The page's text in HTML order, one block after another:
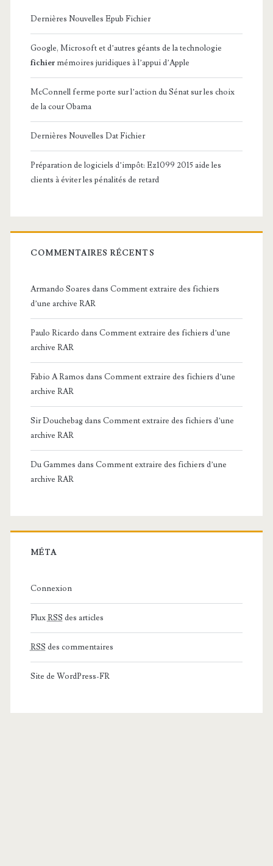
Dernières Nouvelles Epub Fichier
Google, Microsoft et d’autres géants de la technologie
fichier mémoires juridiques à l’appui d’Apple
McConnell ferme porte sur l’action du Sénat sur les choix
de la cour Obama
Dernières Nouvelles Dat Fichier
Préparation de logiciels d’impôt: Ez1099 2015 aide les
clients à éviter les pénalités de retard
COMMENTAIRES RÉCENTS
Armando Soares dans Comment extraire des fichiers
d’une archive RAR
Paulo Ricardo dans Comment extraire des fichiers d’une
archive RAR
Fabio A Ramos dans Comment extraire des fichiers d’une
archive RAR
Sir Douchebagdans Comment extraire des fichiers d’une
archive RAR
Du Gammes dans Comment extraire des fichiers d’une
archive RAR
MÉTA
Connexion
FluxRSS des articles
RSS des commentaires
Site de WordPress-FR